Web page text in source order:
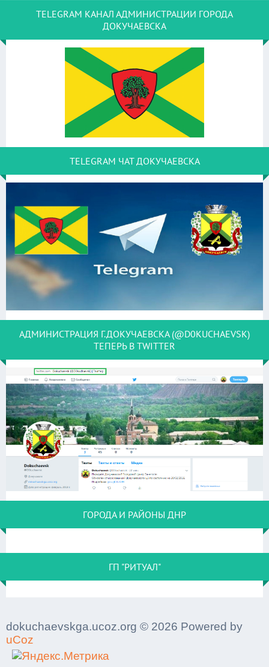
TELEGRAM КАНАЛ АДМИНИСТРАЦИИ ГОРОДА
ДОКУЧАЕВСКА
TELEGRAM ЧАТ ДОКУЧАЕВСКА
АДМИНИСТРАЦИЯ Г.ДОКУЧАЕВСКА (@D0KUCHAEVSK)
ТЕПЕРЬ В TWITTER
ГОРОДА И РАЙОНЫ ДНР
ГП "РИТУАЛ"
dokuchaevskga.ucoz.org © 2026 Powered by
uCoz